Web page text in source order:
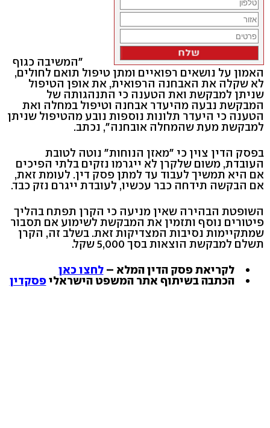
"המשיבה כגוף
האמון על נושאים רפואיים ומתן טיפול תואם לחולים,
לא שקלה את האבחנה הרפואית, את אופן הטיפול
שניתן למבקשת ואת הטענה כי התנהגותה של
המבקשת נבעה מהיעדר אבחנה וטיפול במחלה ואת
הטענה כי היעדר תלונות נוספות נובע מהטיפול שניתן
למבקשת מעת שהמחלה אובחנה", נכתב.
בפסק הדין צוין כי "מאזן הנוחות" נוטה לטובת
העובדת, משום שלקרן לא ייגרמו נזקים בלתי הפיכים
אם היא תמשיך לעבוד עד למתן פסק דין. לעומת זאת,
אם הבקשה תידחה כבר עכשיו, לעובדת ייגרם נזק כבד.
השופטת הבהירה שאין מניעה כי הקרן תפתח בהליך
פיטורים נוסף ותזמין את המבקשת לשימוע אם תסבור
שמתקיימות נסיבות המצדיקות זאת. בשלב זה, הקרן
תשלם למבקשת הוצאות בסך 5,000 שקל.
לקריאת פסק הדין המלא –לחצו כאן
הכתבה בשיתוף אתר המשפט הישראליפסקדין